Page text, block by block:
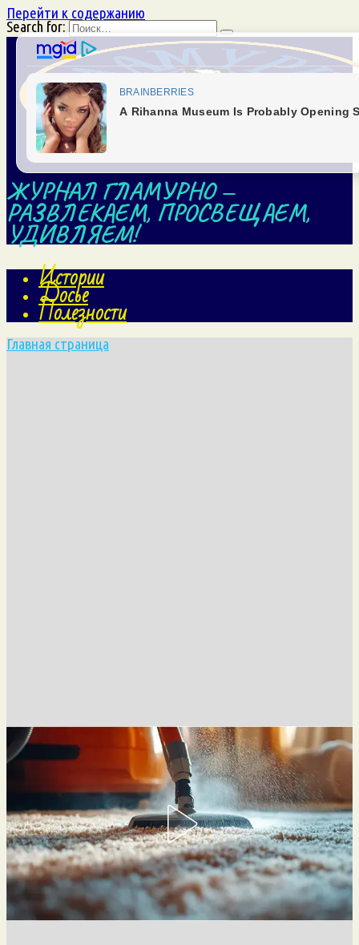
Перейти к содержанию
Search for:
ЖУРНАЛ ГЛАМУРНО —
РАЗВЛЕКАЕМ, ПРОСВЕЩАЕМ,
УДИВЛЯЕМ!
Истории
Досье
Полезности
Главная страница